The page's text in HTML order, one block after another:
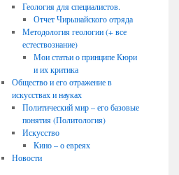
Геология для специалистов.
Отчет Чирынайского отряда
Методология геологии (+ все
естествознание)
Мои статьи о принципе Кюри
и их критика
Общество и его отражение в
искусствах и науках
Политический мир – его базовые
понятия (Политология)
Искусство
Кино – о евреях
Новости